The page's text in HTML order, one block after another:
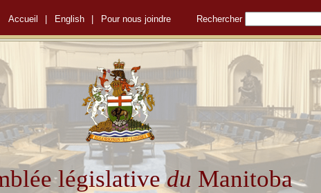
Accueil English Pour nous joindre Rechercher
législativedu Manitoba